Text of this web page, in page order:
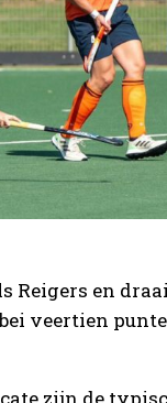
Reigers en
veertien